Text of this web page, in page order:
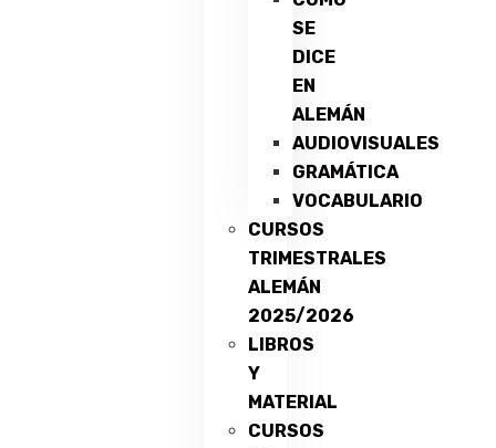
SE
DICE
EN
ALEMÁN
AUDIOVISUALES
GRAMÁTICA
VOCABULARIO
CURSOS
TRIMESTRALES
ALEMÁN
2025/2026
LIBROS
Y
MATERIAL
CURSOS